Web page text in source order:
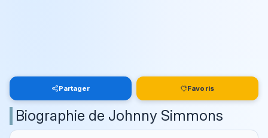
Partager Favoris
Biographie de Johnny Simmons